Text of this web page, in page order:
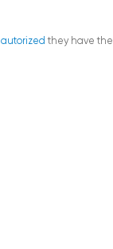
autorized they have the